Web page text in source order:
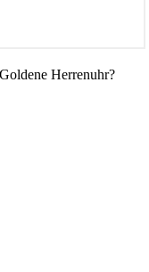
Herrenuhr?